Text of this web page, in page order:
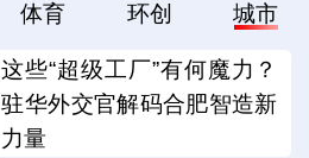
体育 环创 城市
这些“超级工厂”有何魔力？
驻华外交官解码合肥智造新
力量